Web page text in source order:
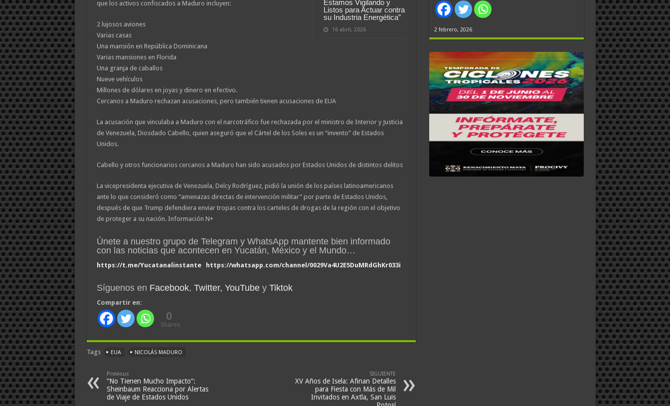
Estamos Vigilando y
Listos para Actuar contra
su Industria Energética”
16 abril, 2026
que los activos confiscados a Maduro incluyen:
2 lujosos aviones
Varias casas
Una mansión en República Dominicana
Varias mansiones en Florida
Una granja de caballos
Nueve vehículos
Millones de dólares en joyas y dinero en efectivo.
Cercanos a Maduro rechazan acusaciones, pero también tienen acusaciones de EUA
La acusación que vinculaba a Maduro con el narcotráfico fue rechazada por el ministro de Interior y Justicia
de Venezuela, Diosdado Cabello, quien aseguró que el Cártel de los Soles es un “invento” de Estados
Unidos.
Cabello y otros funcionarios cercanos a Maduro han sido acusados por Estados Unidos de distintos delitos
La vicepresidenta ejecutiva de Venezuela, Delcy Rodríguez, pidió la unión de los países latinoamericanos
ante lo que consideró como “amenazas directas de intervención militar” por parte de Estados Unidos,
después de que Trump defendiera enviar tropas contra los carteles de drogas de la región con el objetivo
de proteger a su nación. Información N+
Únete a nuestro grupo de Telegram y WhatsApp mantente bien informado
con las noticias que acontecen en Yucatán, México y el Mundo…
https://t.me/Yucatanalinstante https://whatsapp.com/channel/0029Va4U2E5DuMRdGhKr033i
Síguenos en Facebook, Twitter, YouTubey Tiktok
Compartir en:
0
Shares
Tags EUA NICOLÁS MADURO
Previous
“No Tienen Mucho Impacto”:
Sheinbaum Reacciona por Alertas
de Viaje de Estados Unidos
SIGUIENTE
XV Años de Isela: Afinan Detalles
para Fiesta con Más de Mil
Invitados en Axtla, San Luis
2 febrero, 2026